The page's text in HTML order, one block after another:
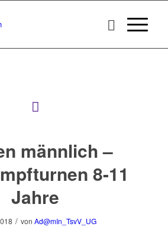
männlich –
8-11
Jahre
/ von Ad@mIn_TsvV_UG